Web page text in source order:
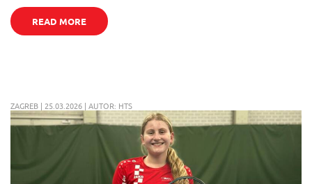
READ MORE
ZAGREB | 25.03.2026 | AUTOR: HTS